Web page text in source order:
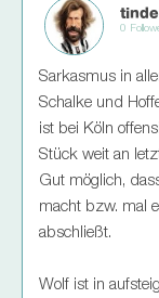
0
Sarkasmus in
Schalke und
ist bei Köln
Stück weit an
Gut möglich,
macht bzw. mal
abschließt.
Wolf ist in